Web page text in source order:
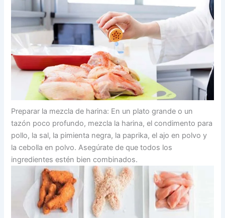
Preparar la mezcla de harina: En un plato grande o un
tazón poco profundo, mezcla la harina, el condimento para
pollo, la sal, la pimienta negra, la paprika, el ajo en polvo y
la cebolla en polvo. Asegúrate de que todos los
ingredientes estén bien combinados.